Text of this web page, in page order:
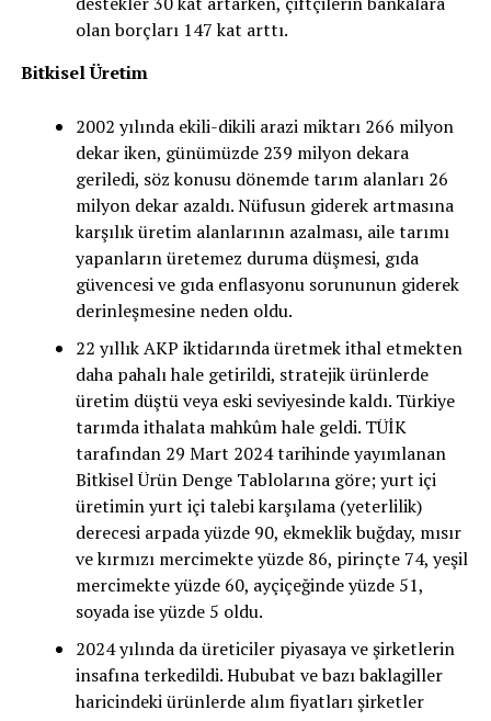
olan borçları 147 kat arttı.
Bitkisel Üretim
2002 yılında ekili-dikili arazi miktarı 266 milyon
dekar iken, günümüzde 239 milyon dekara
geriledi, söz konusu dönemde tarım alanları 26
milyon dekar azaldı. Nüfusun giderek artmasına
karşılık üretim alanlarının azalması, aile tarımı
yapanların üretemez duruma düşmesi, gıda
güvencesi ve gıda enflasyonu sorununun giderek
derinleşmesine neden oldu.
22 yıllık AKP iktidarında üretmek ithal etmekten
daha pahalı hale getirildi, stratejik ürünlerde
üretim düştü veya eski seviyesinde kaldı. Türkiye
tarımda ithalata mahkûm hale geldi. TÜİK
tarafından 29 Mart 2024 tarihinde yayımlanan
Bitkisel Ürün Denge Tablolarına göre; yurt içi
üretimin yurt içi talebi karşılama (yeterlilik)
derecesi arpada yüzde 90, ekmeklik buğday, mısır
ve kırmızı mercimekte yüzde 86, pirinçte 74, yeşil
mercimekte yüzde 60, ayçiçeğinde yüzde 51,
soyada ise yüzde 5 oldu.
2024 yılında da üreticiler piyasaya ve şirketlerin
insafına terkedildi. Hububat ve bazı baklagiller
haricindeki ürünlerde alım fiyatları şirketler